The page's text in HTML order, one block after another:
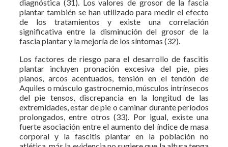
diagnóstica (31). Los valores de grosor de la fascia
plantar también se han utilizado para medir el efecto
de los tratamientos y existe una correlación
significativa entre la disminución del grosor de la
fascia plantar y la mejoría de los síntomas (32).
Los factores de riesgo para el desarrollo de fascitis
plantar incluyen pronación excesiva del pie, pies
planos, arcos acentuados, tensión en el tendón de
Aquiles o músculo gastrocnemio, músculos intrínsecos
del pie tensos, discrepancia en la longitud de las
extremidades, estar de pie o caminar durante períodos
prolongados, entre otros (33). Por igual, existe una
fuerte asociación entre el aumento del índice de masa
corporal y la fascitis plantar en la población no